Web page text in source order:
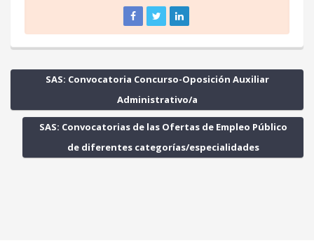
SAS: Convocatoria Concurso-Oposición Auxiliar
Administrativo/a
SAS: Convocatorias de las Ofertas de Empleo Público
de diferentes categorías/especialidades